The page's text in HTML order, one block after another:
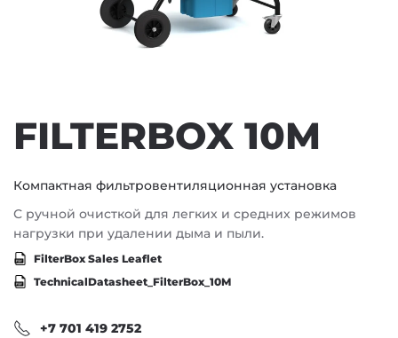
FILTERBOX 10M
Компактная фильтровентиляционная установка
С ручной очисткой для легких и средних режимов
нагрузки при удалении дыма и пыли.
FilterBox Sales Leaflet
TechnicalDatasheet_FilterBox_10M
+7 701 419 2752